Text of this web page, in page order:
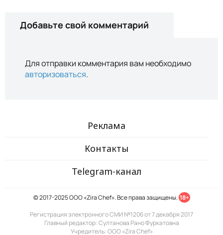
Добавьте свой комментарий
Для отправки комментария вам необходимо
авторизоваться.
Реклама
Контакты
Telegram-канал
© 2017-2025 ООО «Zira Chef». Все права защищены. 18+
Регистрация электронного СМИ №1206 от 7 декабря 2017
Главный редактор: Султанова Рано Фуркатовна
Учредитель: ООО «Zira Chef»